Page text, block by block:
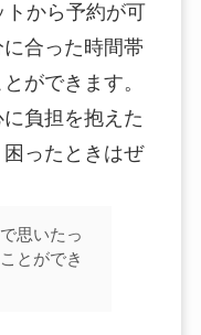
トから予約が可
合った時間帯
ができます。
負担を抱えた
ったときはぜ
思いたっ
とができ